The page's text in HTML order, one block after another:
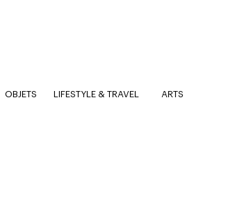
OBJETS LIFESTYLE & TRAVEL ARTS